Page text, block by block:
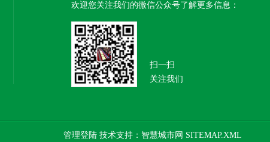
欢迎您关注我们的微信公众号了解更多信息：
扫一扫
关注我们
管理登陆 技术支持： 智慧城市网 SITEMAP.XML